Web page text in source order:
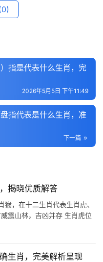
指是代表什么生肖，完
2026年5月5日 下午11:49
指代表是什么生肖，准
下一篇
揭晓优质解答
，在十二生肖代表生肖虎、
震山林，吉凶并存 生肖虎位
2024甲辰年，生肖虎与太岁
生肖，完美解析呈现